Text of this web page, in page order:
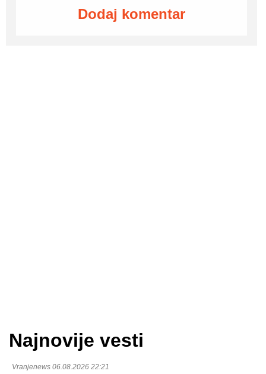
Dodaj komentar
Najnovije vesti
Vranjenews 06.08.2026 22:21